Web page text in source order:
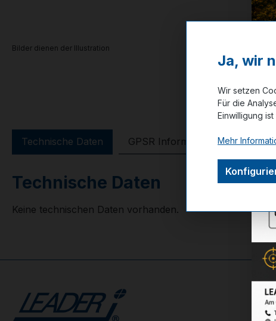
Bilder dienen der Illustration
Technische Daten GPSR Information
Technische Daten
Keine technischen Daten vorhanden.
Ja, wir
Wir setzen
Für die
Einwilligung
Mehr